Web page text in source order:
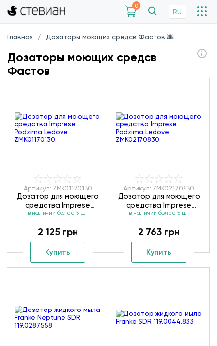
0
RU
Главная Дозаторы моющих средсв Фастов 🌆
Дозаторы моющих средсв
Фастов
Артикул: ZMK01170130
Дозатор для моющего
средства Imprese
Podzima Ledove
в наличии более 5 шт
2 125 грн
Купить
Артикул: ZMK02170830
Дозатор для моющего
средства Imprese
Podzima Ledove
в наличии более 5 шт
2 763 грн
Купить